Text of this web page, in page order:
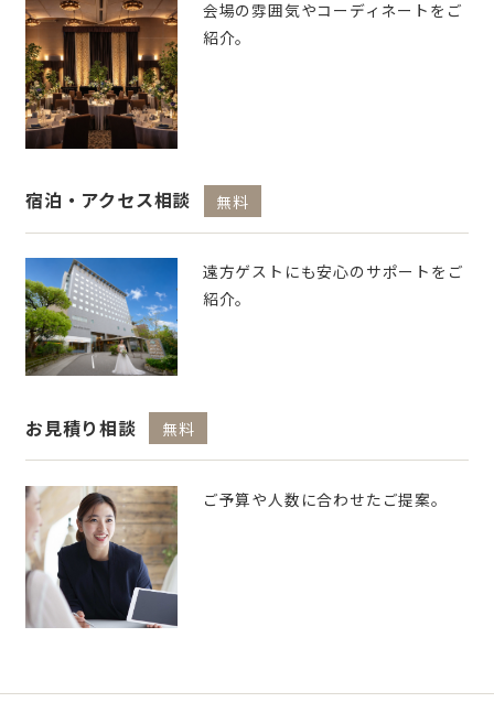
会場の雰囲気やコーディネートをご
紹介。
宿泊・アクセス相談 無料
遠方ゲストにも安心のサポートをご
紹介。
お見積り相談 無料
ご予算や人数に合わせたご提案。